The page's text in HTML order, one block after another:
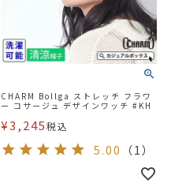
CHARM Bollga ストレッチ フラワ
ー コサージュ デザインワッチ #KH
¥3,245税込
5.00 （1）